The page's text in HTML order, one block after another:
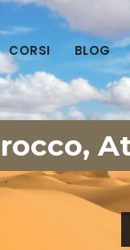
CORSI BLOG